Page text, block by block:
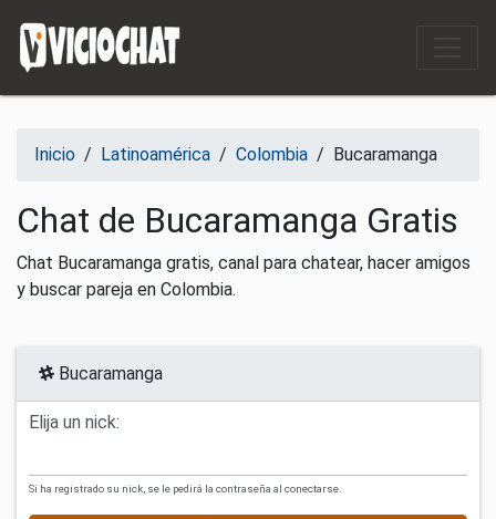
Inicio / Latinoamérica / Colombia / Bucaramanga
Chat de Bucaramanga Gratis
Chat Bucaramanga gratis, canal para chatear, hacer amigos
y buscar pareja en Colombia.
Bucaramanga
Elija un nick:
Si ha registrado su nick, se le pedirá la contraseña al conectarse.